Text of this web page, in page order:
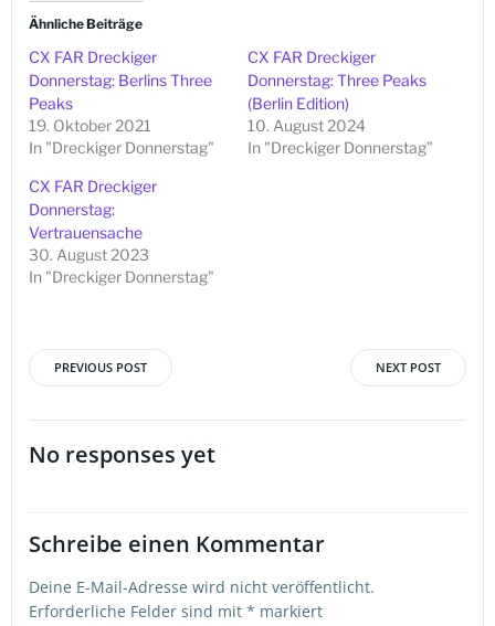
Ähnliche Beiträge
CX FAR Dreckiger
Donnerstag: Berlins Three
Peaks
19. Oktober 2021
In "Dreckiger Donnerstag"
CX FAR Dreckiger
Donnerstag: Three Peaks
(Berlin Edition)
10. August 2024
In "Dreckiger Donnerstag"
CX FAR Dreckiger
Donnerstag:
Vertrauensache
30. August 2023
In "Dreckiger Donnerstag"
Beitragsnavigation
PREVIOUS POST NEXT POST
No responses yet
Schreibe einen Kommentar
Deine E-Mail-Adresse wird nicht veröffentlicht.
Erforderliche Felder sind mit * markiert